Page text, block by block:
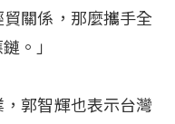
關係，那麼攜手全
。」
郭智輝也表示台灣